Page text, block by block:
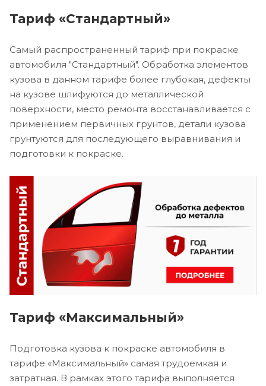
Тариф «Стандартный»
Самый распространенный тариф при покраске
автомобиля "Стандартный". Обработка элементов
кузова в данном тарифе более глубокая, дефекты
на кузове шлифуются до металлической
поверхности, место ремонта восстанавливается с
применением первичных грунтов, детали кузова
грунтуются для последующего выравнивания и
подготовки к покраске.
Тариф «Максимальный»
Подготовка кузова к покраске автомобиля в
тарифе «Максимальный» самая трудоемкая и
затратная. В рамках этого тарифа выполняется